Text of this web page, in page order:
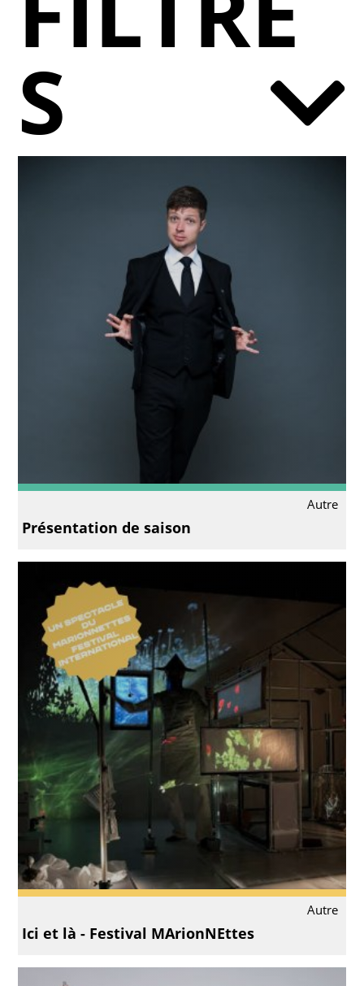
Autre
Présentation de saison
Autre
Ici et là - Festival MArionNEttes
S